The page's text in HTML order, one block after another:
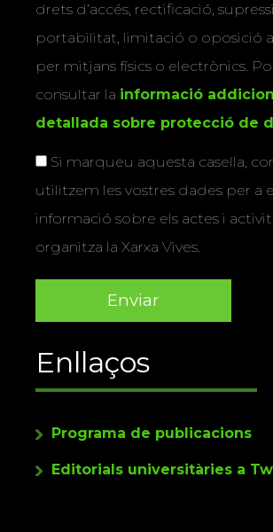
drets d’accés, rectificació,
portabilitat, limitació o oposició
per mitjans físics o electrònics.
consultar la informació
detallada sobre protecció de
Si marqueu aquesta casella,
utilitzem les vostres dades per a
informació sobre els actes i
organitza la Xarxa Vives.
Enllaços
Programa de publicacions
Editorials universitàries a